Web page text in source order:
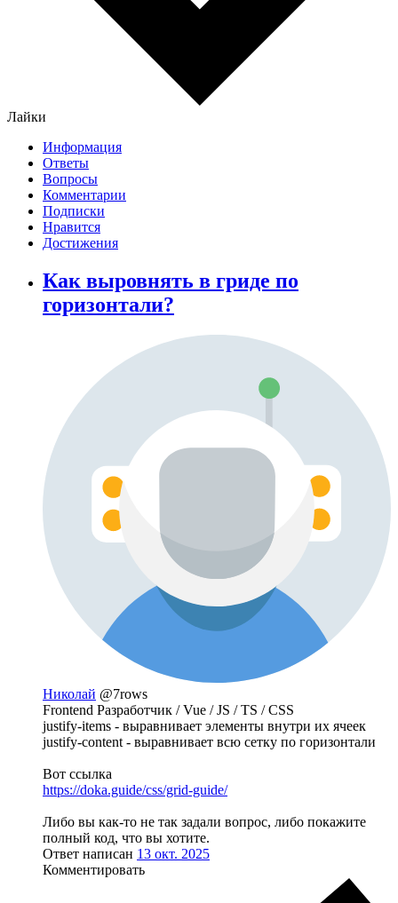
Лайки
Информация
Ответы
Вопросы
Комментарии
Подписки
Нравится
Достижения
Как выровнять в гриде по
горизонтали?
Николай @7rows
Frontend Разработчик / Vue / JS / TS / CSS
justify-items - выравнивает элементы внутри их ячеек
justify-content - выравнивает всю сетку по горизонтали
Вот ссылка
https://doka.guide/css/grid-guide/
Либо вы как-то не так задали вопрос, либо покажите
полный код, что вы хотите.
Ответ написан 13 окт. 2025
Комментировать